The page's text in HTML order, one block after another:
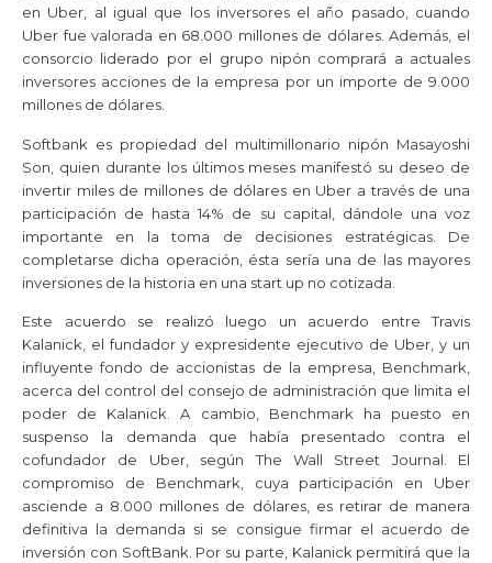
en Uber, al igual que los inversores el año pasado, cuando
Uber fue valorada en 68.000 millones de dólares. Además, el
consorcio liderado por el grupo nipón comprará a actuales
inversores acciones de la empresa por un importe de 9.000
millones de dólares.
Softbank es propiedad del multimillonario nipón Masayoshi
Son, quien durante los últimos meses manifestó su deseo de
invertir miles de millones de dólares en Uber a través de una
participación de hasta 14% de su capital, dándole una voz
importante en la toma de decisiones estratégicas. De
completarse dicha operación, ésta sería una de las mayores
inversiones de la historia en una start up no cotizada.
Este acuerdo se realizó luego un acuerdo entre Travis
Kalanick, el fundador y expresidente ejecutivo de Uber, y un
influyente fondo de accionistas de la empresa, Benchmark,
acerca del control del consejo de administración que limita el
poder de Kalanick. A cambio, Benchmark ha puesto en
suspenso la demanda que había presentado contra el
cofundador de Uber, según The Wall Street Journal. El
compromiso de Benchmark, cuya participación en Uber
asciende a 8.000 millones de dólares, es retirar de manera
definitiva la demanda si se consigue firmar el acuerdo de
inversión con SoftBank. Por su parte, Kalanick permitirá que la